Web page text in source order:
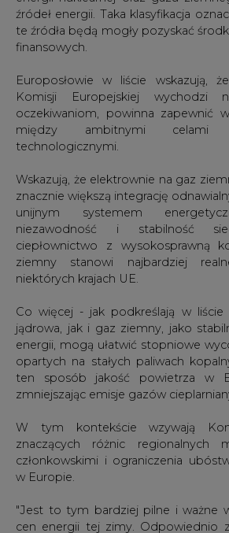
Co więcej - jak podkreślają w
jądrowa, jak i gaz ziemny, jako
energii, mogą ułatwić stopniowe
ten sposób jakość powietrza w
zmniejszając emisje gazów
W tym kontekście wzywają
znaczących różnic regionalnych
w Europie.
"Jest to tym bardziej pilne i ważne
cen energii tej zimy. Odpowiednio
delegowany w sprawie taksonomii
szybkie zastąpienie węgla
rozwiązanie przejściowe, w
pomóc regionom obecnie
paliw kopalnych w ich
latach" - wskazują i proponują
propozycji Komisji.
"Prosimy o uwzględnienie
propozycji podczas
ostatecznego aktu
technicznymi kryteriami
jądrowej i gazu ziemnego
taksonomicznego. Jesteśmy
uzyskania stabilnej
Europejskim dla aktu